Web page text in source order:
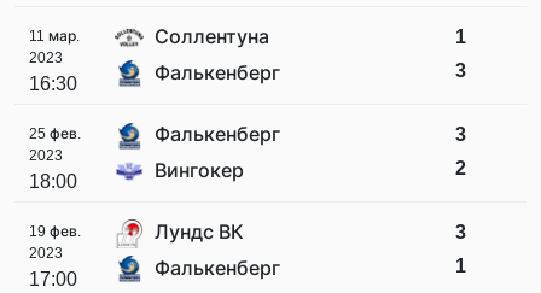
11 мар.
2023
16:30
Соллентуна
Фалькенберг
1
3
25 фев.
2023
18:00
Фалькенберг
Вингокер
3
2
19 фев.
2023
17:00
Лундс ВК
Фалькенберг
3
1